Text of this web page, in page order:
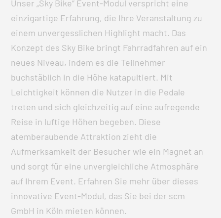
Unser „Sky Bike“ Event-Modul verspricht eine
einzigartige Erfahrung, die Ihre Veranstaltung zu
einem unvergesslichen Highlight macht. Das
Konzept des Sky Bike bringt Fahrradfahren auf ein
neues Niveau, indem es die Teilnehmer
buchstäblich in die Höhe katapultiert. Mit
Leichtigkeit können die Nutzer in die Pedale
treten und sich gleichzeitig auf eine aufregende
Reise in luftige Höhen begeben. Diese
atemberaubende Attraktion zieht die
Aufmerksamkeit der Besucher wie ein Magnet an
und sorgt für eine unvergleichliche Atmosphäre
auf Ihrem Event. Erfahren Sie mehr über dieses
innovative Event-Modul, das Sie bei der scm
GmbH in Köln mieten können.